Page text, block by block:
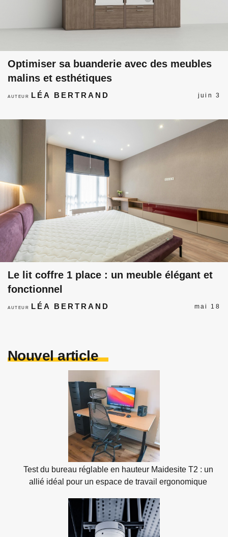
Optimiser sa buanderie avec des meubles
malins et esthétiques
AUTEUR LÉA BERTRAND juin 3
Le lit coffre 1 place : un meuble élégant et
fonctionnel
AUTEUR LÉA BERTRAND mai 18
Nouvel article
Test du bureau réglable en hauteur Maidesite T2 : un
allié idéal pour un espace de travail ergonomique